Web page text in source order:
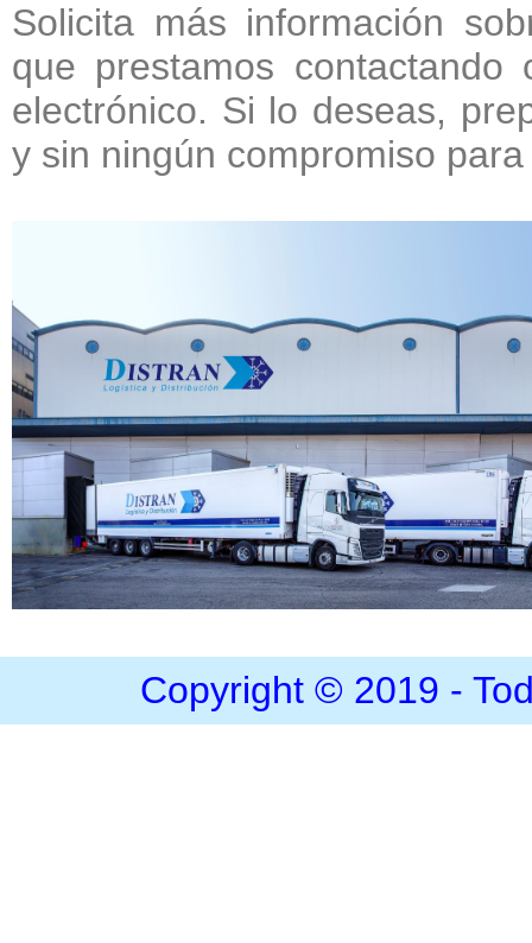
Solicita más información
que prestamos
electrónico. Si lo deseas,
y sin ningún compromiso
Copyright © 2019 -